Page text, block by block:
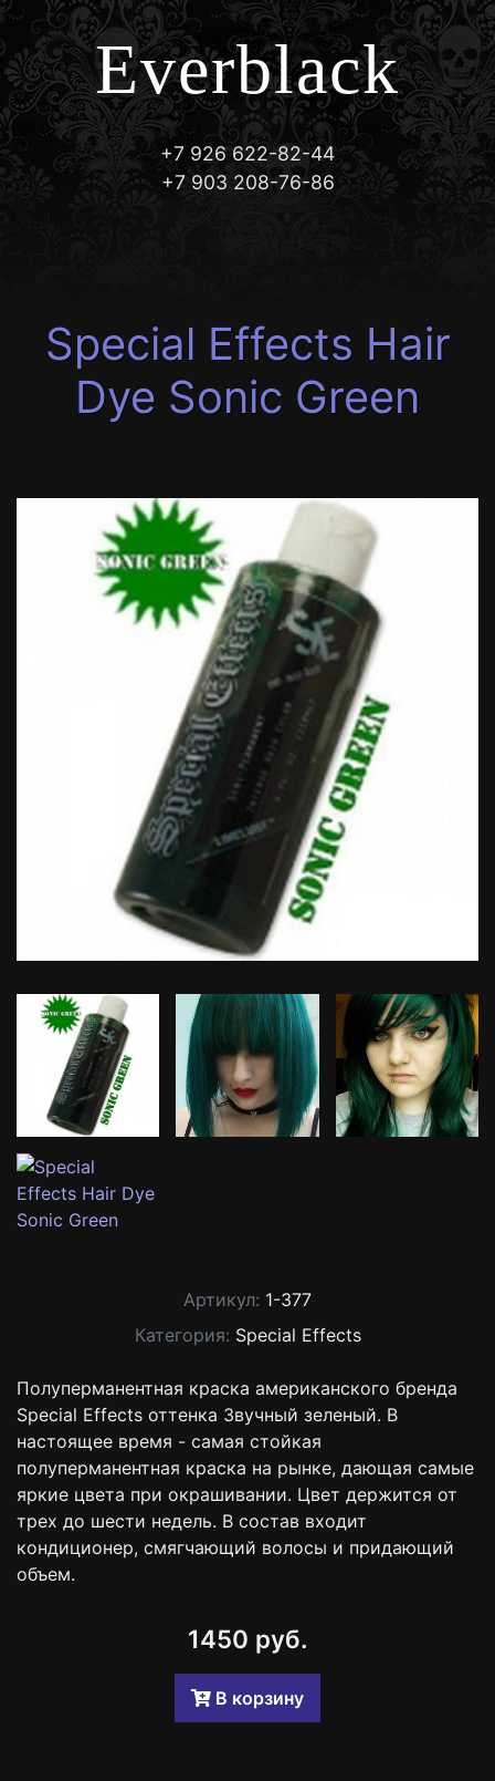
Everblack
+7 926 622-82-44
+7 903 208-76-86
Special Effects Hair
Dye Sonic Green
Артикул: 1-377
Категория: Special Effects
Полуперманентная краска американского бренда
Special Effects оттенка Звучный зеленый. В
настоящее время - самая стойкая
полуперманентная краска на рынке, дающая самые
яркие цвета при окрашивании. Цвет держится от
трех до шести недель. В состав входит
кондиционер, смягчающий волосы и придающий
объем.
1450 руб.
B корзину